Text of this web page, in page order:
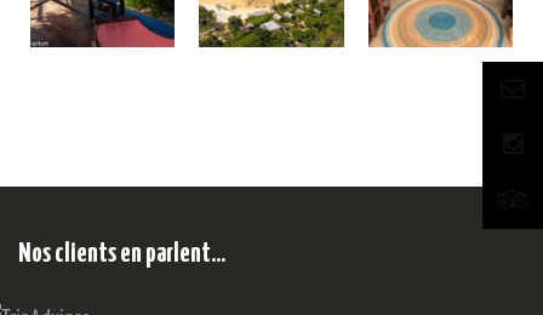
Nos clients en parlent…